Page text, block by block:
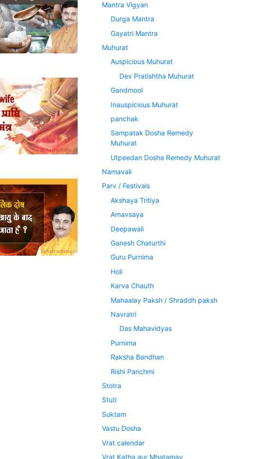
Mantra Vigyan
Durga Mantra
Gayatri Mantra
Muhurat
Auspicious Muhurat
Dev Pratishtha Muhurat
Gandmool
Inauspicious Muhurat
panchak
Sampatak Dosha Remedy
Muhurat
Utpeedan Dosha Remedy Muhurat
Namavali
Parv / Festivals
Akshaya Tritiya
Amavsaya
Deepawali
Ganesh Chaturthi
Guru Purnima
Holi
Karva Chauth
Mahaalay Paksh / Shraddh paksh
Navratri
Das Mahavidyas
Purnima
Raksha Bandhan
Rishi Panchmi
Stotra
Stuti
Suktam
Vastu Dosha
Vrat calendar
Vrat Katha aur Mhatamay